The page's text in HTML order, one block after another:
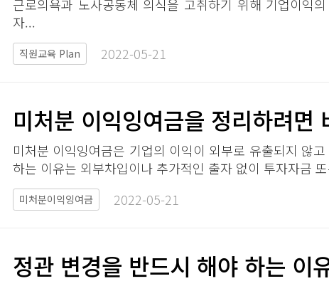
근로의욕과 노사공동체 의식을 고취하기 위해 기업이익
자...
직원교육 Plan 2022-05-21​
미처분 이익잉여금을 정리하려면
미처분 이익잉여금은 기업의 이익이 외부로 유출되지 않
하는 이유는 외부차입이나 추가적인 출자 없이 투자자금
미처분이익잉여금 2022-05-21​
정관 변경을 반드시 해야 하는 이